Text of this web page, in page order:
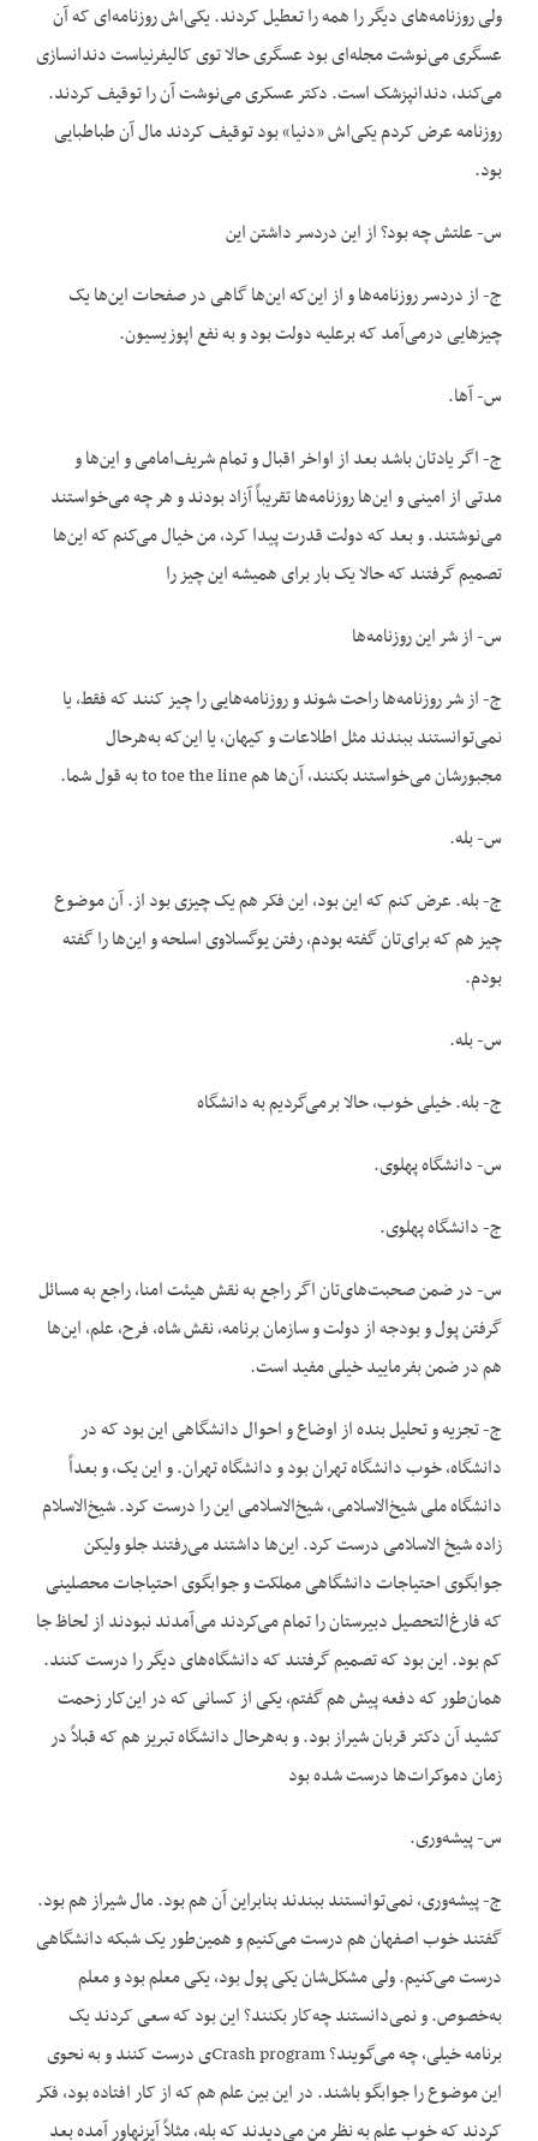
ولی روزنامه‌های دیگر را همه را تعطیل کردند. یکی‌اش روزنامه‌ای که آن
عسگری می‌نوشت مجله‌ای بود عسگری حالا توی کالیفرنیاست دندانسازی
می‌کند، دندانپزشک است. دکتر عسکری می‌نوشت آن را توقیف کردند.
روزنامه عرض کردم یکی‌اش «دنیا» بود توقیف کردند مال آن طباطبایی
بود.
س- علتش چه بود؟ از این دردسر داشتن این
ج- از دردسر روزنامه‌ها و از این‌که این‌ها گاهی در صفحات این‌ها یک
چیزهایی درمی‌آمد که برعلیه دولت بود و به نفع اپوزیسیون.
س- آها.
ج- اگر یادتان باشد بعد از اواخر اقبال و تمام شریف‌امامی و این‌ها و
مدتی از امینی و این‌ها روزنامه‌ها تقریباً آزاد بودند و هر چه می‌خواستند
می‌نوشتند. و بعد که دولت قدرت پیدا کرد، من خیال می‌کنم که این‌ها
تصمیم گرفتند که حالا یک بار برای همیشه این چیز را
س- از شر این روزنامه‌ها
ج- از شر روزنامه‌ها راحت شوند و روزنامه‌هایی را چیز کنند که فقط، یا
نمی‌توانستند ببندند مثل اطلاعات و کیهان، یا این‌که به‌هرحال
مجبورشان می‌خواستند بکنند، آن‌ها هم to toe the line به قول شما.
س- بله.
ج- بله. عرض کنم که این بود، این فکر هم یک چیزی بود از. آن موضوع
چیز هم که برای‌تان گفته بودم، رفتن یوگسلاوی اسلحه و این‌ها را گفته
بودم.
س- بله.
ج- بله. خیلی خوب، حالا برمی‌گردیم به دانشگاه
س- دانشگاه پهلوی.
ج- دانشگاه پهلوی.
س- در ضمن صحبت‌های‌تان اگر راجع به نقش هیئت امنا، راجع به مسائل
گرفتن پول و بودجه از دولت و سازمان برنامه، نقش شاه، فرح، علم، این‌ها
هم در ضمن بفرمایید خیلی مفید است.
ج- تجزیه و تحلیل بنده از اوضاع و احوال دانشگاهی این بود که در
دانشگاه، خوب دانشگاه تهران بود و دانشگاه تهران. و این یک، و بعداً
دانشگاه ملی شیخ‌الاسلامی، شیخ‌الاسلامی این را درست کرد. شیخ‌الاسلام
زاده شیخ الاسلامی درست کرد. این‌ها داشتند می‌رفتند جلو ولیکن
جوابگوی احتیاجات دانشگاهی مملکت و جوابگوی احتیاجات محصلینی
که فارغ‌التحصیل دبیرستان را تمام می‌کردند می‌آمدند نبودند از لحاظ جا
کم بود. این بود که تصمیم گرفتند که دانشگاه‌های دیگر را درست کنند.
همان‌طور که دفعه پیش هم گفتم، یکی از کسانی که در این‌کار زحمت
کشید آن دکتر قربان شیراز بود. و به‌هرحال دانشگاه تبریز هم که قبلاً در
زمان دموکرات‌ها درست شده بود
س- پیشه‌وری.
ج- پیشه‌وری، نمی‌توانستند ببندند بنابراین آن هم بود. مال شیراز هم بود.
گفتند خوب اصفهان هم درست می‌کنیم و همین‌طور یک شبکه دانشگاهی
درست می‌کنیم. ولی مشکل‌شان یکی پول بود، یکی معلم بود و معلم
به‌خصوص. و نمی‌دانستند چه‌کار بکنند؟ این بود که سعی کردند یک
برنامه خیلی، چه می‌گویند؟ Crash programی درست کنند و به نحوی
این موضوع را جوابگو باشند. در این بین علم هم که از کار افتاده بود، فکر
کردند که خوب علم به نظر من می‌دیدند که بله، مثلاً آیزنهاور آمده بعد